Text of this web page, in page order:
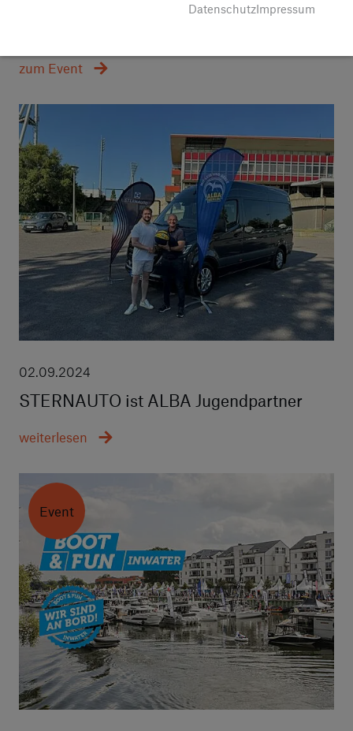
smart e-Rallye bei Karls Erlebnis-Dorf In
zum Event
02.09.2024
STERNAUTO ist ALBA Jugendpartner
weiterlesen
Event
DatenschutzImpressum